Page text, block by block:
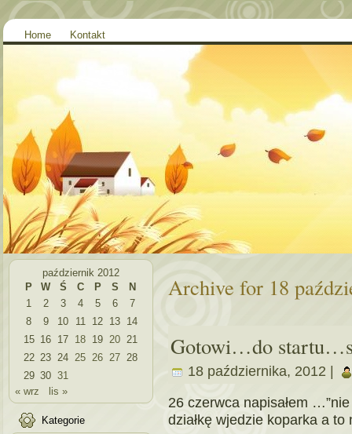
Home Kontakt
październik 2012
P
W Ś C P S
N
1
2 3 4 5 6
7
8
9 10 11 12 13 14
15 16 17 18 19 20 21
22 23 24 25 26 27 28
29 30 31
« wrz
lis »
Kategorie
Archive for 18
Gotowi…do
18 października, 2012 |
26 czerwca napisałem
działkę wjedzie koparka a